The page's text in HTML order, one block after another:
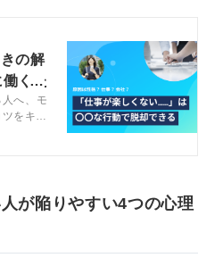
の解
くた
へ、モ
をキャ
説しま
が陥りやすい4つの心理